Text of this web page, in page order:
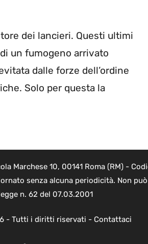
dei lancieri. Questi ultimi
un fumogeno arrivato
dalle forze dell’ordine
Solo per questa la
Marchese 10, 00141 Roma (RM) -
senza alcuna periodicità. Non
n. 62 del 07.03.2001
- Tutti i diritti riservati - Contattaci